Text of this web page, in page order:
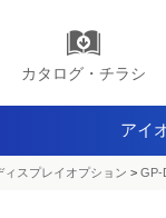
カタログ・チラシ
アイ
ィスプレイオプション > GP-